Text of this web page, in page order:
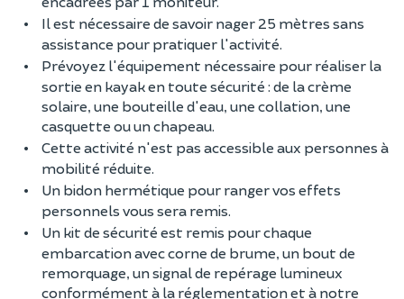
Il est nécessaire de savoir nager 25 mètres sans
assistance pour pratiquer l'activité.
Prévoyez l'équipement nécessaire pour réaliser la
sortie en kayak en toute sécurité : de la crème
solaire, une bouteille d'eau, une collation, une
casquette ou un chapeau.
Cette activité n'est pas accessible aux personnes à
mobilité réduite.
Un bidon hermétique pour ranger vos effets
personnels vous sera remis.
Un kit de sécurité est remis pour chaque
embarcation avec corne de brume, un bout de
remorquage, un signal de repérage lumineux
conformément à la réglementation et à notre